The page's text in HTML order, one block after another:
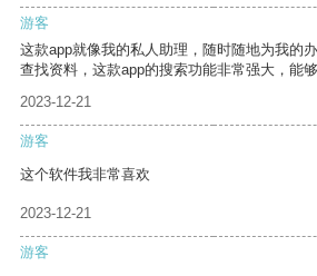
游客
这款app就像我的私人助理，随时随地为我的
查找资料，这款app的搜索功能非常强大，能
2023-12-21
游客
这个软件我非常喜欢
2023-12-21
游客